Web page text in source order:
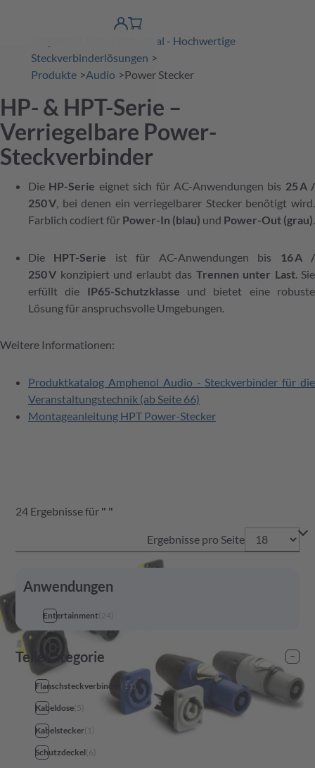
Produktfinder
Warenkorb
Amphenol Tuchel Industrial - Hochwertige
Steckverbinderlösungen
Produkte
Audio Power Stecker
HP- & HPT-Serie –
Verriegelbare Power-
Steckverbinder
Die HP-Serie eignet sich für AC-Anwendungen bis 25 A /
250 V , bei denen ein verriegelbarer Stecker benötigt wird.
Farblich codiert für Power-In (blau) und Power-Out (grau)
Die HPT-Serie ist für AC-Anwendungen bis
16 A /
250 V konzipiert und erlaubt das Trennen unter Last. Sie
erfüllt die IP65-Schutzklasse und bietet eine robuste
Lösung für anspruchsvolle Umgebungen.
Weitere Informationen:
Produktkatalog Amphenol Audio - Steckverbinder für die
Veranstaltungstechnik (ab Seite 66)
Montageanleitung HPT Power-Stecker
24 Ergebnissefür " "
Ergebnisse pro Seite
Anwendungen
Entertainment(24)
Teilekategorie
Flanschsteckverbinder ( 11)
Kabeldose(5)
Kabelstecker( 1 )
Schutzdeckel(6)